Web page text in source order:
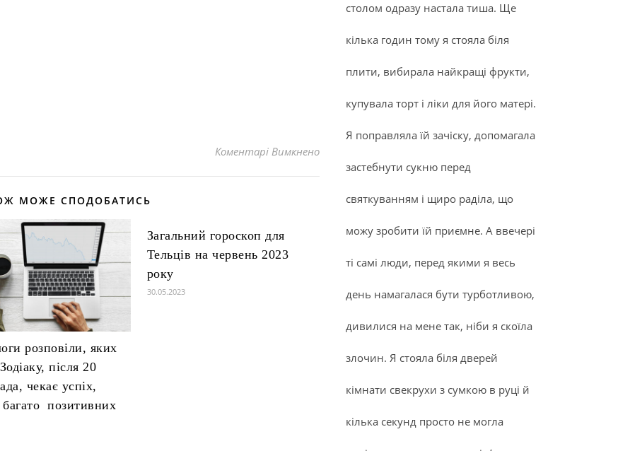
Коментарі Вимкненодо Руни: що це, та як ними користуватися
МОЖЕ СПОДОБАТИСЬ
розповіли, яких
після 20
чекає успіх,
багато позитивних
Загальний гороскоп для
Тельців на червень 2023
року
30.05.2023
столом одразу настала тиша. Ще
кілька годин тому я стояла біля
плити, вибирала найкращі фрукти,
купувала торт і ліки для його матері.
Я поправляла їй зачіску, допомагала
застебнути сукню перед
святкуванням і щиро раділа, що
можу зробити їй приємне. А ввечері
ті самі люди, перед якими я весь
день намагалася бути турботливою,
дивилися на мене так, ніби я скоїла
злочин. Я стояла біля дверей
кімнати свекрухи з сумкою в руці й
кілька секунд просто не могла